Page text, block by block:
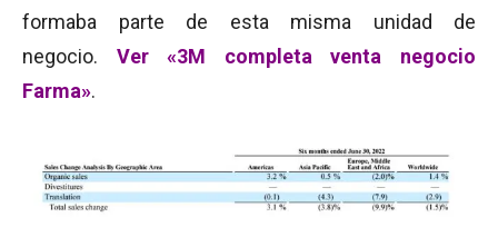
formaba parte de esta misma unidad de
negocio. Ver «3M completa venta negocio
Farma».